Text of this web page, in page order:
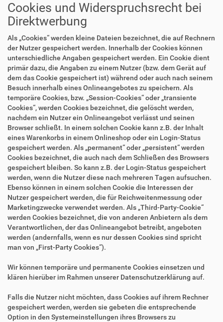
Cookies und Widerspruchsrecht bei
Direktwerbung
Als „Cookies“ werden kleine Dateien bezeichnet, die auf Rechnern
der Nutzer gespeichert werden. Innerhalb der Cookies können
unterschiedliche Angaben gespeichert werden. Ein Cookie dient
primär dazu, die Angaben zu einem Nutzer (bzw. dem Gerät auf
dem das Cookie gespeichert ist) während oder auch nach seinem
Besuch innerhalb eines Onlineangebotes zu speichern. Als
temporäre Cookies, bzw. „Session-Cookies“ oder „transiente
Cookies“, werden Cookies bezeichnet, die gelöscht werden,
nachdem ein Nutzer ein Onlineangebot verlässt und seinen
Browser schließt. In einem solchen Cookie kann z.B. der Inhalt
eines Warenkorbs in einem Onlineshop oder ein Login-Status
gespeichert werden. Als „permanent“ oder „persistent“ werden
Cookies bezeichnet, die auch nach dem Schließen des Browsers
gespeichert bleiben. So kann z.B. der Login-Status gespeichert
werden, wenn die Nutzer diese nach mehreren Tagen aufsuchen.
Ebenso können in einem solchen Cookie die Interessen der
Nutzer gespeichert werden, die für Reichweitenmessung oder
Marketingzwecke verwendet werden. Als „Third-Party-Cookie“
werden Cookies bezeichnet, die von anderen Anbietern als dem
Verantwortlichen, der das Onlineangebot betreibt, angeboten
werden (andernfalls, wenn es nur dessen Cookies sind spricht
man von „First-Party Cookies“).
Wir können temporäre und permanente Cookies einsetzen und
klären hierüber im Rahmen unserer Datenschutzerklärung auf.
Falls die Nutzer nicht möchten, dass Cookies auf ihrem Rechner
gespeichert werden, werden sie gebeten die entsprechende
Option in den Systemeinstellungen ihres Browsers zu